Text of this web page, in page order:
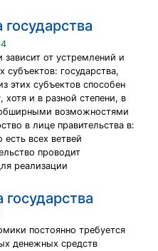
от устремлений и
государства,
этих субъектов способен
хотя и в разной степени, в
возможностями
в лице правительства в:
всех ветвей
проводит
реализации
постоянно требуется
денежных средств